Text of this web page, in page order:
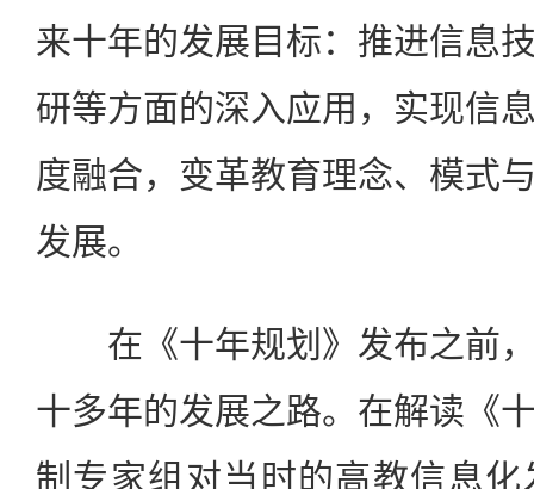
来十年的发展目标：推进信息
研等方面的深入应用，实现信
度融合，变革教育理念、模式
发展。
在《十年规划》发布之前，
十多年的发展之路。在解读《
制专家组对当时的高教信息